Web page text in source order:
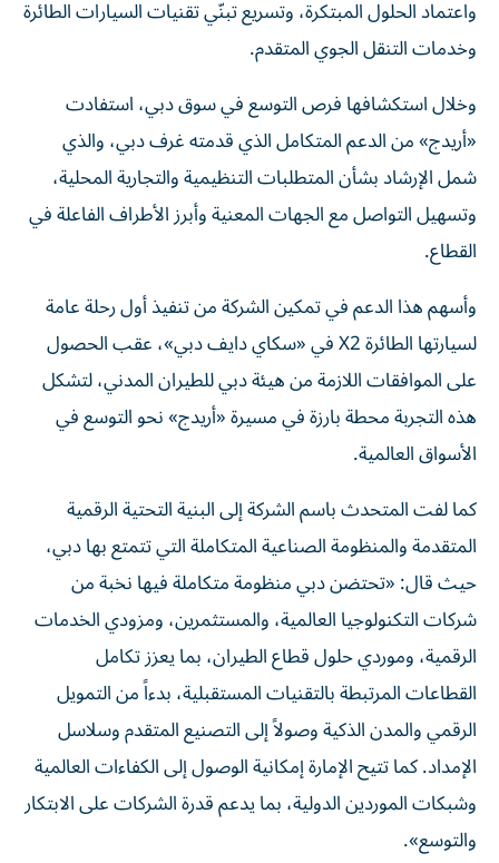
واعتماد الحلول المبتكرة، وتسريع تبنّي تقنيات السيارات الطائرة
وخدمات التنقل الجوي المتقدم.
وخلال استكشافها فرص التوسع في سوق دبي، استفادت
«أريدج» من الدعم المتكامل الذي قدمته غرف دبي، والذي
شمل الإرشاد بشأن المتطلبات التنظيمية والتجارية المحلية،
وتسهيل التواصل مع الجهات المعنية وأبرز الأطراف الفاعلة في
القطاع.
وأسهم هذا الدعم في تمكين الشركة من تنفيذ أول رحلة عامة
لسيارتها الطائرة X2 في «سكاي دايف دبي»، عقب الحصول
على الموافقات اللازمة من هيئة دبي للطيران المدني، لتشكل
هذه التجربة محطة بارزة في مسيرة «أريدج» نحو التوسع في
الأسواق العالمية.
كما لفت المتحدث باسم الشركة إلى البنية التحتية الرقمية
المتقدمة والمنظومة الصناعية المتكاملة التي تتمتع بها دبي،
حيث قال: «تحتضن دبي منظومة متكاملة فيها نخبة من
شركات التكنولوجيا العالمية، والمستثمرين، ومزودي الخدمات
الرقمية، وموردي حلول قطاع الطيران، بما يعزز تكامل
القطاعات المرتبطة بالتقنيات المستقبلية، بدءاً من التمويل
الرقمي والمدن الذكية وصولاً إلى التصنيع المتقدم وسلاسل
الإمداد. كما تتيح الإمارة إمكانية الوصول إلى الكفاءات العالمية
وشبكات الموردين الدولية، بما يدعم قدرة الشركات على الابتكار
والتوسع».